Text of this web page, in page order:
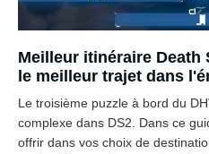
Meilleur itinéraire Death
le meilleur trajet dans
Le troisième puzzle à bord du
complexe dans DS2. Dans ce
offrir dans vos choix de